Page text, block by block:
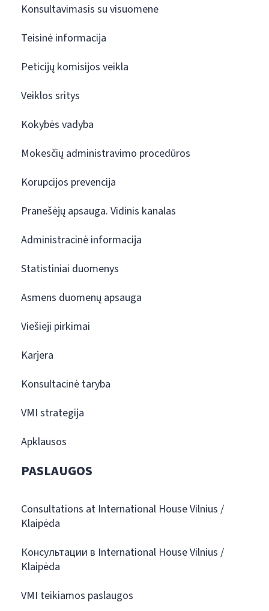
Konsultavimasis su visuomene
Teisinė informacija
Peticijų komisijos veikla
Veiklos sritys
Kokybės vadyba
Mokesčių administravimo procedūros
Korupcijos prevencija
Pranešėjų apsauga. Vidinis kanalas
Administracinė informacija
Statistiniai duomenys
Asmens duomenų apsauga
Viešieji pirkimai
Karjera
Konsultacinė taryba
VMI strategija
Apklausos
PASLAUGOS
Consultations at International House Vilnius /
Klaipėda
Консультации в International House Vilnius /
Klaipėda
VMI teikiamos paslaugos